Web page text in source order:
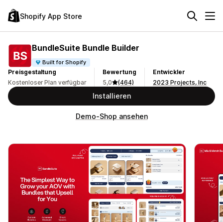
Shopify App Store
BundleSuite Bundle Builder
Built for Shopify
Preisgestaltung
Kostenloser Plan verfügbar
Bewertung
5,0
(464)
Entwickler
2023 Projects, Inc
Installieren
Demo-Shop ansehen